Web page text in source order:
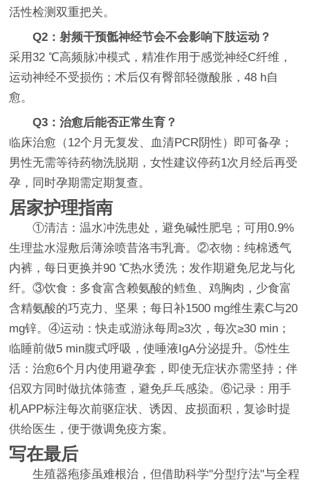
活性检测双重把关。
Q2：射频干预骶神经节会不会影响下肢运动？
采用32 ℃高频脉冲模式，精准作用于感觉神经C纤维，
运动神经不受损伤；术后仅有臀部轻微酸胀，48 h自
愈。
Q3：治愈后能否正常生育？
临床治愈（12个月无复发、血清PCR阴性）即可备孕；
男性无需等待药物洗脱期，女性建议停药1次月经后再受
孕，同时孕期需定期复查。
居家护理指南
①清洁：温水冲洗患处，避免碱性肥皂；可用0.9%
生理盐水湿敷后薄涂喷昔洛韦乳膏。②衣物：纯棉透气
内裤，每日更换并90 ℃热水烫洗；发作期避免尼龙与化
纤。③饮食：多食富含赖氨酸的鳕鱼、鸡胸肉，少食富
含精氨酸的巧克力、坚果；每日补1500 mg维生素C与20
mg锌。④运动：快走或游泳每周≥3次，每次≥30 min；
临睡前做5 min腹式呼吸，使唾液IgA分泌提升。⑤性生
活：治愈6个月内使用避孕套，即使无症状亦需坚持；伴
侣双方同时做抗体筛查，避免乒乓感染。⑥记录：用手
机APP标注每次前驱症状、诱因、皮损面积，复诊时提
供给医生，便于微调免疫方案。
写在最后
生殖器疱疹虽难根治，但借助科学"分型疗法"与全程